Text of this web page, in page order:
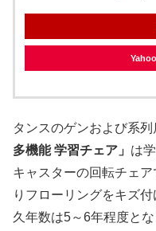
タンスのゲンおよび系
多機能 学習チェア」 は
キャスターの回転チェ
りフローリングをキズ
久年数は5～6年程度と